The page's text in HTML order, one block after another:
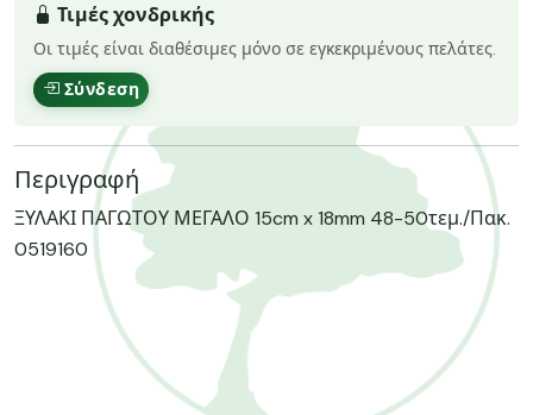
Τιμές χονδρικής
Οι τιμές είναι διαθέσιμες μόνο σε εγκεκριμένους πελάτες.
Σύνδεση
Περιγραφή
ΞΥΛΑΚΙ ΠΑΓΩΤΟΥ ΜΕΓΑΛΟ 15cm x 18mm 48-50τεμ./Πακ.
0519160